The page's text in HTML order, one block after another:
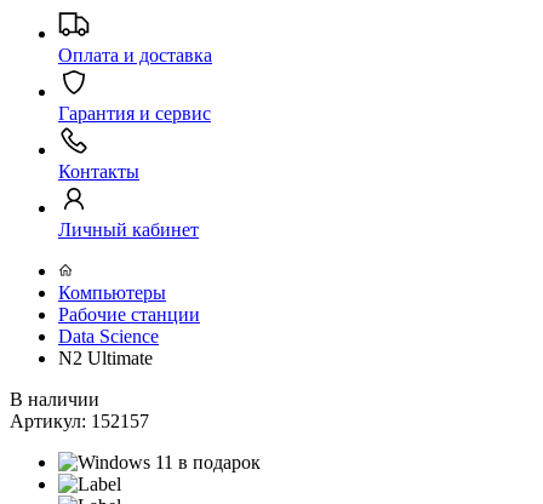
Оплата и доставка
Гарантия и сервис
Контакты
Личный кабинет
Компьютеры
Рабочие станции
Data Science
N2 Ultimate
В наличии
Артикул: 152157